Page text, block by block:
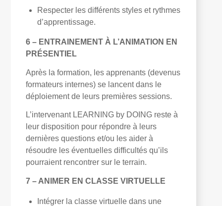
Respecter les différents styles et rythmes
d’apprentissage.
6 – ENTRAINEMENT À L’ANIMATION EN
PRÉSENTIEL
Après la formation, les apprenants (devenus
formateurs internes) se lancent dans le
déploiement de leurs premières sessions.
L’intervenant LEARNING by DOING reste à
leur disposition pour répondre à leurs
dernières questions et/ou les aider à
résoudre les éventuelles difficultés qu’ils
pourraient rencontrer sur le terrain.
7 – ANIMER EN CLASSE VIRTUELLE
Intégrer la classe virtuelle dans une